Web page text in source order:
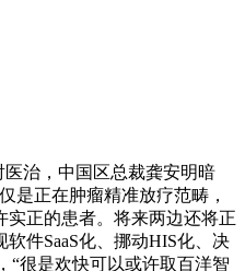
治，中国区总裁龚安明暗
是正在肿瘤精准放疗范畴，
正的患者。将来两边还将正
件SaaS化、挪动HIS化、决
“很是欢快可以或许取百洋智